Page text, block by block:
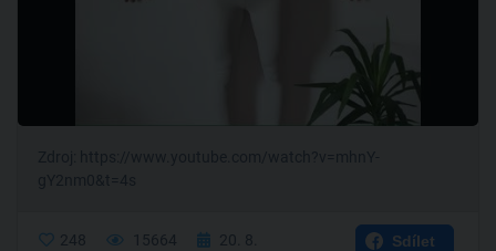
248 15664 20. 8. Sdílet